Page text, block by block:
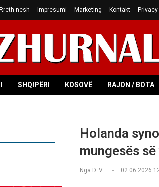
Rreth nesh Impresumi Marketing Kontakt
SHQIPËRI KOSOVË RAJON / BOTA
Holanda
mungesës
Nga D. V. 02.06.2026